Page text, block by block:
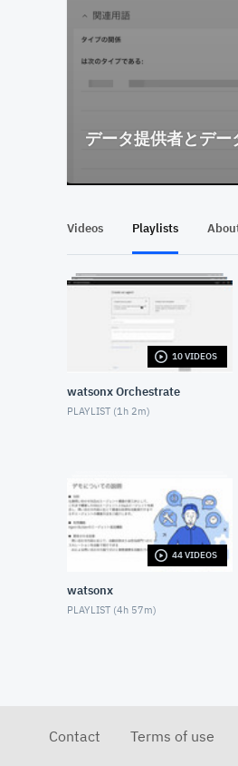
データ提供者とデ
Videos Playlists
10 VIDEOS
watsonx Orchestrate
PLAYLIST (1h 2m)
44 VIDEOS
watsonx
PLAYLIST (4h 57m)
Contact Terms of use